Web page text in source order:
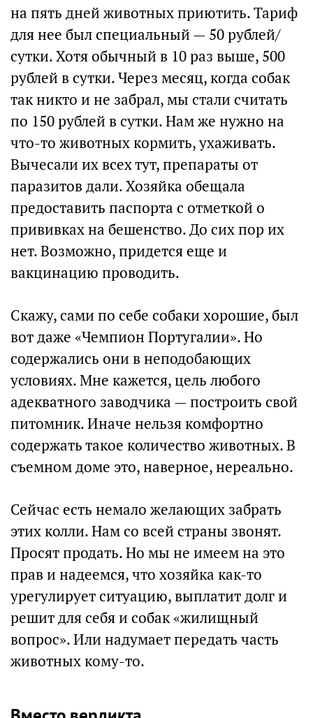
на пять дней животных приютить. Тариф
для нее был специальный — 50 рублей/
сутки. Хотя обычный в 10 раз выше, 500
рублей в сутки. Через месяц, когда собак
так никто и не забрал, мы стали считать
по 150 рублей в сутки. Нам же нужно на
что-то животных кормить, ухаживать.
Вычесали их всех тут, препараты от
паразитов дали. Хозяйка обещала
предоставить паспорта с отметкой о
прививках на бешенство. До сих пор их
нет. Возможно, придется еще и
вакцинацию проводить.
Скажу, сами по себе собаки хорошие, был
вот даже «Чемпион Португалии». Но
содержались они в неподобающих
условиях. Мне кажется, цель любого
адекватного заводчика — построить свой
питомник. Иначе нельзя комфортно
содержать такое количество животных. В
съемном доме это, наверное, нереально.
Сейчас есть немало желающих забрать
этих колли. Нам со всей страны звонят.
Просят продать. Но мы не имеем на это
прав и надеемся, что хозяйка как-то
урегулирует ситуацию, выплатит долг и
решит для себя и собак «жилищный
вопрос». Или надумает передать часть
животных кому-то.